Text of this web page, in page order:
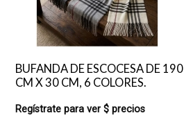
BUFANDA DE ESCOCESA DE 190
CM X 30 CM, 6 COLORES.
Regístrate para ver $ precios